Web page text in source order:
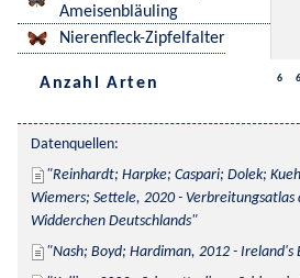
Ameisenbläuling
Nierenfleck-Zipfelfalter
Anzahl Arten 6 6
Datenquellen:
Reinhardt; Harpke; Caspari; Dolek;
Wiemers; Settele, 2020 - Verbreitungsatlas
Widderchen Deutschlands
Nash; Boyd; Hardiman, 2012 - Ireland's